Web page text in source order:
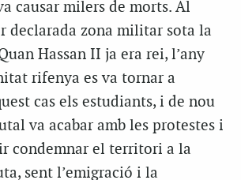
causar milers de morts. Al
declarada zona militar sota la
Hassan II ja era rei, l’any
rifenya es va tornar a
cas els estudiants, i de nou
va acabar amb les protestes i
condemnar el territori a la
sent l’emigració i la